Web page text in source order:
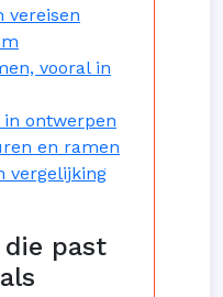
vereisen
vooral in
in ontwerpen
en ramen
vergelijking
past